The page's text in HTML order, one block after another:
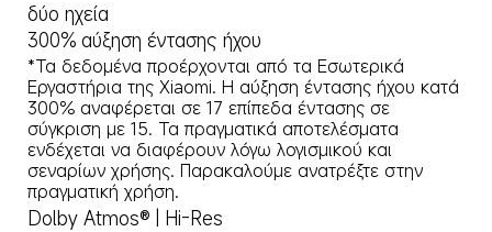
δύο ηχεία
300% αύξηση έντασης ήχου
*Τα δεδομένα προέρχονται από τα Εσωτερικά
Εργαστήρια της Xiaomi. Η αύξηση έντασης ήχου κατά
300% αναφέρεται σε 17 επίπεδα έντασης σε
σύγκριση με 15. Τα πραγματικά αποτελέσματα
ενδέχεται να διαφέρουν λόγω λογισμικού και
σεναρίων χρήσης. Παρακαλούμε ανατρέξτε στην
πραγματική χρήση.
Dolby Atmos® | Hi-Res